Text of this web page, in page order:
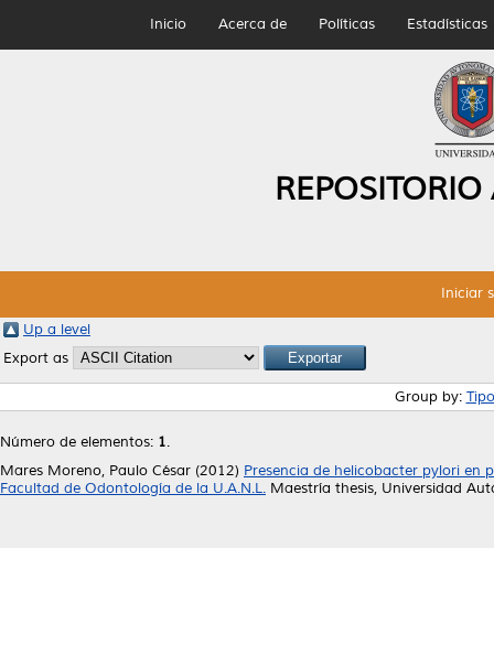
Inicio Acerca de Políticas Estadísticas
Iniciar
Up a level
Export as
Group by:
Número de elementos: 1.
Mares Moreno, Paulo César (2012) Presencia de helicobacter pylori
Facultad de Odontología de la U.A.N.L. Maestría thesis, Universidad